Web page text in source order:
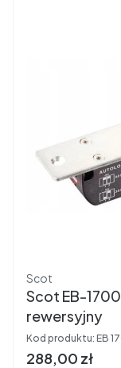
Producent
Scot
Scot EB-
rewersyjny
Kod produktu: EB
Cena brutto
288,00 zł